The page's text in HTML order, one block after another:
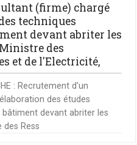
(firme) chargé
techniques
devant abriter les
des
et de l'Electricité,
: Recrutement d'un
des études
devant abriter les
des Ress